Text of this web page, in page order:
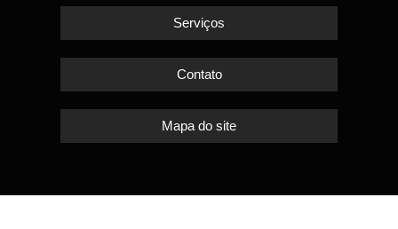
Serviços
Contato
Mapa do site